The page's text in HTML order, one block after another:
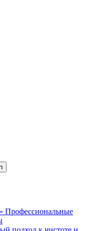
Профессиональные